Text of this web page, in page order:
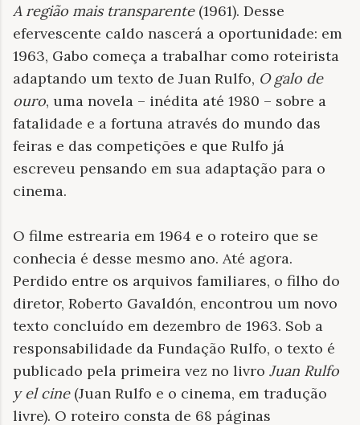
A região mais transparente(1961). Desse
efervescente caldo nascerá a oportunidade: em
1963, Gabo começa a trabalhar como roteirista
adaptando um texto de Juan Rulfo, O galo de
ouro, uma novela – inédita até 1980 – sobre a
fatalidade e a fortuna através do mundo das
feiras e das competições e que Rulfo já
escreveu pensando em sua adaptação para o
cinema.
O filme estrearia em 1964 e o roteiro que se
conhecia é desse mesmo ano. Até agora.
Perdido entre os arquivos familiares, o filho do
diretor, Roberto Gavaldón, encontrou um novo
texto concluído em dezembro de 1963. Sob a
responsabilidade da Fundação Rulfo, o texto é
publicado pela primeira vez no livro Juan Rulfo
y el cine(Juan Rulfo e o cinema, em tradução
livre). O roteiro consta de 68 páginas